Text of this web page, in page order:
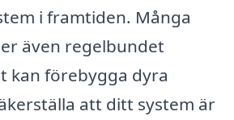
i framtiden. Många
även regelbundet
kan förebygga dyra
att ditt system är